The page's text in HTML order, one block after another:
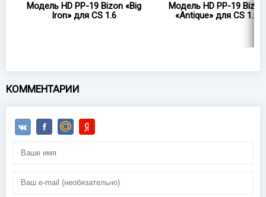
Модель HD PP-19 Bizon «Big
Iron» для CS 1.6
Модель HD PP-19 Bizon
«Antique» для CS 1.6
КОММЕНТАРИИ